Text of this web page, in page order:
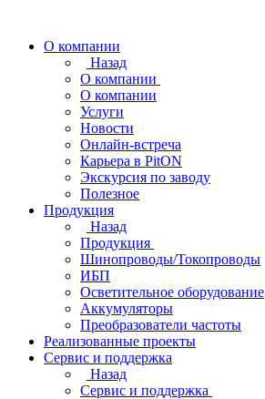
О компании
Назад
О компании
О компании
Услуги
Новости
Онлайн-встреча
Карьера в PitON
Экскурсия по заводу
Полезное
Продукция
Назад
Продукция
Шинопроводы/Токопроводы
ИБП
Осветительное оборудование
Аккумуляторы
Преобразователи частоты
Реализованные проекты
Сервис и поддержка
Назад
Сервис и поддержка